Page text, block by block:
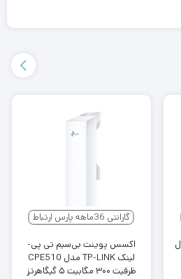
و نیاز به کابل‌کشی جداگانه را حذف
گارانتی 36ماهه پارس ارتباط
اکسس پوینت بی‌سیم تی پی-
لینک TP-LINK مدل CPE510
ظرفیت ۳۰۰ مگابیت ۵ گیگاهرتز